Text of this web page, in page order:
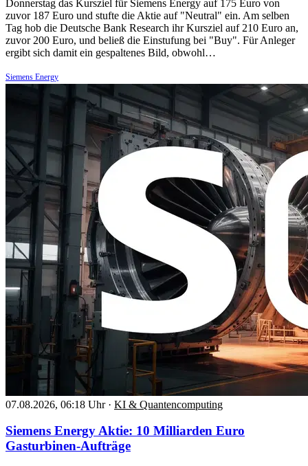
Donnerstag das Kursziel für Siemens Energy auf 175 Euro von
zuvor 187 Euro und stufte die Aktie auf "Neutral" ein. Am selben
Tag hob die Deutsche Bank Research ihr Kursziel auf 210 Euro an,
zuvor 200 Euro, und beließ die Einstufung bei "Buy". Für Anleger
ergibt sich damit ein gespaltenes Bild, obwohl…
Siemens Energy
07.08.2026, 06:18 Uhr · KI & Quantencomputing
Siemens Energy Aktie: 10 Milliarden Euro
Gasturbinen-Aufträge